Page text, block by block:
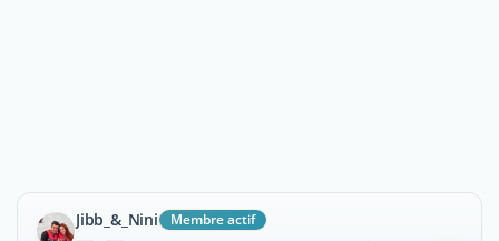
Jibb_&_Nini Membre actif